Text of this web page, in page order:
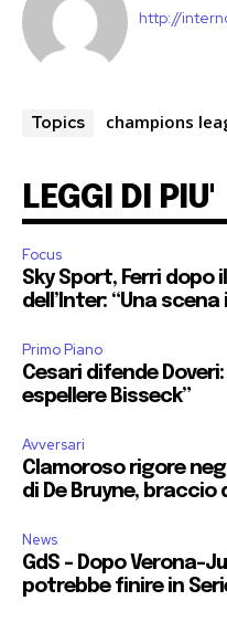
http://
Topics champions
LEGGI DI PIU'
Focus
Sky Sport, Ferri dopo
dell’Inter: “Una
Primo Piano
Cesari difende
espellere Bisseck”
Avversari
Clamoroso rigore
di De Bruyne, braccio
News
GdS – Dopo Verona-
potrebbe finire in